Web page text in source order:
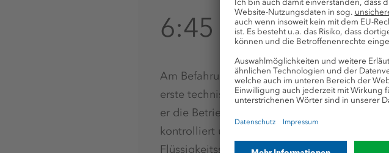
6:45 Uhr
Am Befahrungsfahrzeug führt Christopher die
erste technische Kontrolle durch. Dabei prüft
er die Betriebs- und Verkehrssicherheit,
kontrolliert unter anderem den Motor und die
Flüssigkeitsstände.